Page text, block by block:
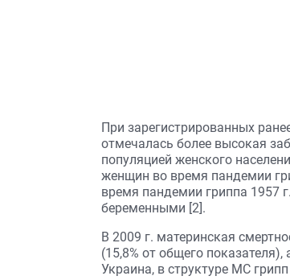
При зарегистрированных
отмечалась более высокая
популяцией женского
женщин во время пандемии
время пандемии гриппа 1957
беременными [2].
В 2009 г. материнская
(15,8% от общего
Украина, в структуре МС